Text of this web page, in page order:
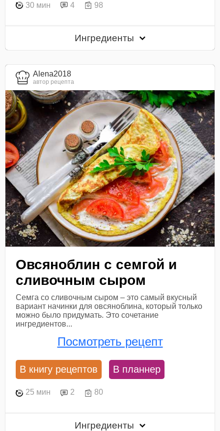
30 мин 4 98
Ингредиенты
Alena2018
автор рецепта
Овсяноблин с семгой и
сливочным сыром
Семга со сливочным сыром – это самый вкусный
вариант начинки для овсяноблина, который только
можно было придумать. Это сочетание
ингредиентов...
Посмотреть рецепт
В книгу рецептов В планнер
25 мин 2 80
Ингредиенты